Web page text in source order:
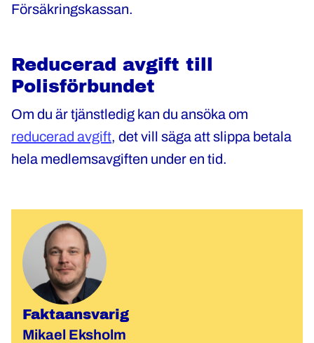
Försäkringskassan.
Reducerad avgift till
Polisförbundet
Om du är tjänstledig kan du ansöka om
reducerad avgift, det vill säga att slippa betala
hela medlemsavgiften under en tid.
Faktaansvarig
Mikael Eksholm